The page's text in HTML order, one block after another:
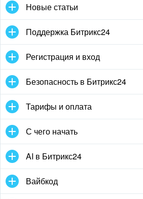
Новые статьи
Поддержка Битрикс24
Регистрация и вход
Безопасность в Битрикс24
Тарифы и оплата
С чего начать
AI в Битрикс24
Вайбкод